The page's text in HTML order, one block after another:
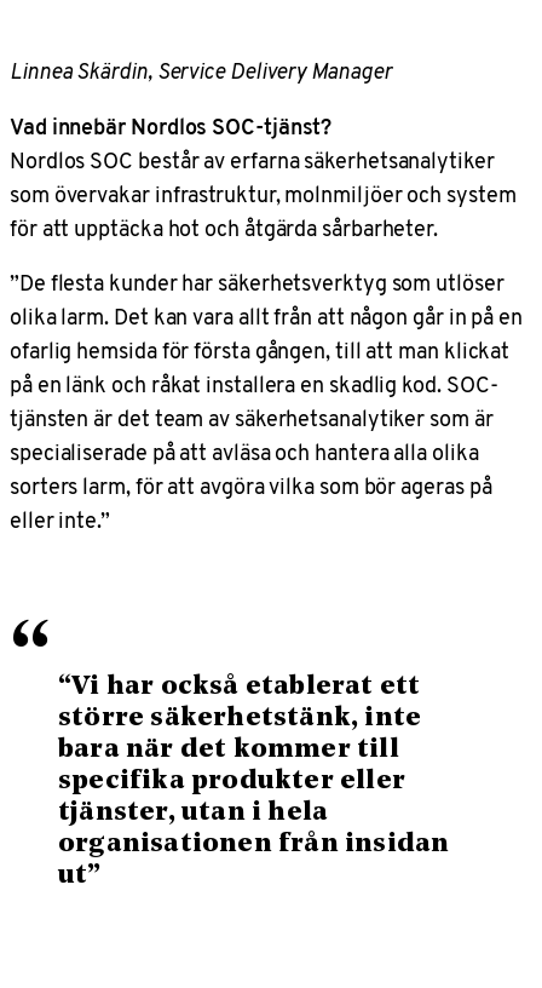
Linnea Skärdin, Service Delivery Manager
Vad innebär Nordlos SOC-tjänst?
Nordlos SOC består av erfarna säkerhetsanalytiker
som övervakar infrastruktur, molnmiljöer och system
för att upptäcka hot och åtgärda sårbarheter.
”De flesta kunder har säkerhetsverktyg som utlöser
olika larm. Det kan vara allt från att någon går in på en
ofarlig hemsida för första gången, till att man klickat
på en länk och råkat installera en skadlig kod. SOC-
tjänsten är det team av säkerhetsanalytiker som är
specialiserade på att avläsa och hantera alla olika
sorters larm, för att avgöra vilka som bör ageras på
eller inte.”
“ “Vi har också etablerat ett
större säkerhetstänk, inte
bara när det kommer till
specifika produkter eller
tjänster, utan i hela
organisationen från insidan
ut”